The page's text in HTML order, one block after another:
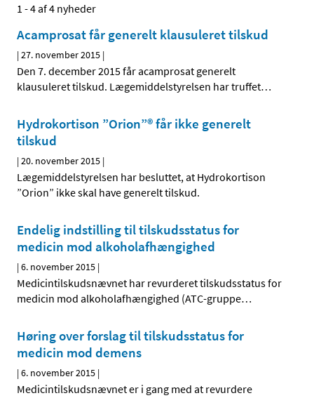
1 - 4 af 4 nyheder
Acamprosat får generelt klausuleret tilskud
|27. november 2015 |
Den 7. december 2015 får acamprosat generelt
klausuleret tilskud. Lægemiddelstyrelsen har truffet…
Hydrokortison ”Orion”® får ikke generelt
tilskud
|20. november 2015 |
Lægemiddelstyrelsen har besluttet, at Hydrokortison
”Orion” ikke skal have generelt tilskud.
Endelig indstilling til tilskudsstatus for
medicin mod alkoholafhængighed
|6. november 2015 |
Medicintilskudsnævnet har revurderet tilskudsstatus for
medicin mod alkoholafhængighed (ATC-gruppe…
Høring over forslag til tilskudsstatus for
medicin mod demens
|6. november 2015 |
Medicintilskudsnævnet er i gang med at revurdere